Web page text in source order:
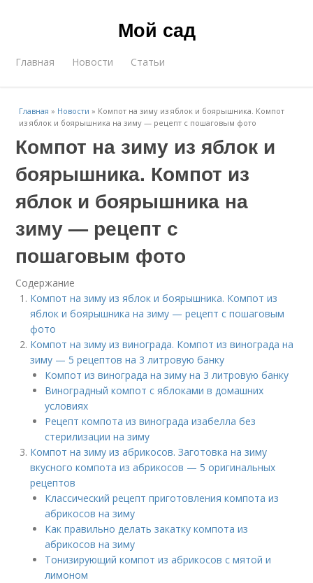
Мой сад
Главная Новости Статьи
Главная » Новости » Компот на зиму из яблок и боярышника. Компот
из яблок и боярышника на зиму — рецепт с пошаговым фото
Компот на зиму из яблок и
боярышника. Компот из
яблок и боярышника на
зиму — рецепт с
пошаговым фото
Содержание
Компот на зиму из яблок и боярышника. Компот из
яблок и боярышника на зиму — рецепт с пошаговым
фото
Компот на зиму из винограда. Компот из винограда на
зиму — 5 рецептов на 3 литровую банку
Компот из винограда на зиму на 3 литровую банку
Виноградный компот с яблоками в домашних
условиях
Рецепт компота из винограда изабелла без
стерилизации на зиму
Компот на зиму из абрикосов. Заготовка на зиму
вкусного компота из абрикосов — 5 оригинальных
рецептов
Классический рецепт приготовления компота из
абрикосов на зиму
Как правильно делать закатку компота из
абрикосов на зиму
Тонизирующий компот из абрикосов с мятой и
лимоном